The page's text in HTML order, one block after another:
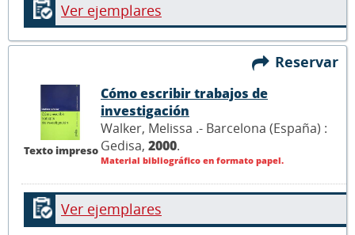
Ver ejemplares
Reservar
Texto impreso
Cómo escribir trabajos de
investigación
Walker, Melissa .- Barcelona (España) :
Gedisa, 2000.
Material bibliográfico en formato papel.
Ver ejemplares